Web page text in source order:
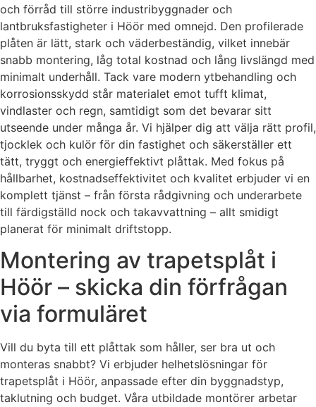
och förråd till större industribyggnader och
lantbruksfastigheter i Höör med omnejd. Den profilerade
plåten är lätt, stark och väderbeständig, vilket innebär
snabb montering, låg total kostnad och lång livslängd med
minimalt underhåll. Tack vare modern ytbehandling och
korrosionsskydd står materialet emot tufft klimat,
vindlaster och regn, samtidigt som det bevarar sitt
utseende under många år. Vi hjälper dig att välja rätt profil,
tjocklek och kulör för din fastighet och säkerställer ett
tätt, tryggt och energieffektivt plåttak. Med fokus på
hållbarhet, kostnadseffektivitet och kvalitet erbjuder vi en
komplett tjänst – från första rådgivning och underarbete
till färdigställd nock och takavvattning – allt smidigt
planerat för minimalt driftstopp.
Montering av trapetsplåt i
Höör – skicka din förfrågan
via formuläret
Vill du byta till ett plåttak som håller, ser bra ut och
monteras snabbt? Vi erbjuder helhetslösningar för
trapetsplåt i Höör, anpassade efter din byggnadstyp,
taklutning och budget. Våra utbildade montörer arbetar